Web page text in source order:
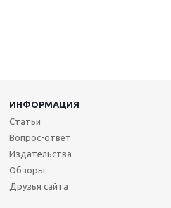
ИНФОРМАЦИЯ
Статьи
Вопрос-ответ
Издательства
Обзоры
Друзья сайта